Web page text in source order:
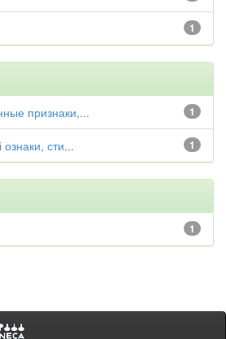
1
1
признаки,...
1
ознаки, сти...
1